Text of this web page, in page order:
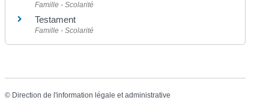
Famille - Scolarité
Testament
Famille - Scolarité
© Direction de l'information légale et administrative